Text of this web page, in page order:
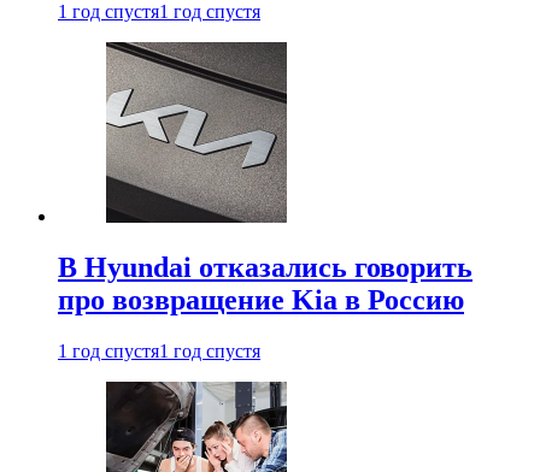
1 год спустя1 год спустя
В Hyundai отказались говорить
про возвращение Kia в Россию
1 год спустя1 год спустя